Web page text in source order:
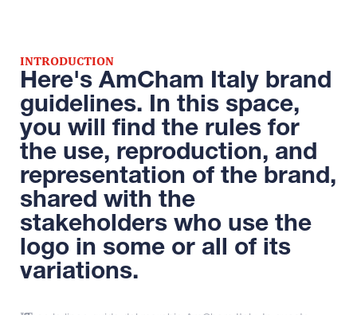
INTRODUCTION
Here's AmCham Italy brand
guidelines. In this space,
you will find the rules for
the use, reproduction, and
representation of the brand,
shared with the
stakeholders who use the
logo in some or all of its
variations.